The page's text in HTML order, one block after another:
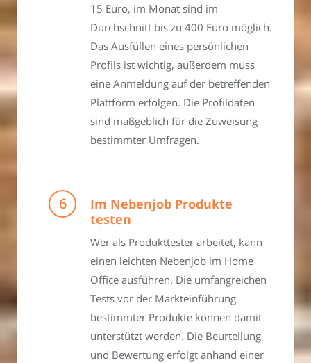
15 Euro, im Monat sind im
Durchschnitt bis zu 400 Euro möglich.
Das Ausfüllen eines persönlichen
Profils ist wichtig, außerdem muss
eine Anmeldung auf der betreffenden
Plattform erfolgen. Die Profildaten
sind maßgeblich für die Zuweisung
bestimmter Umfragen.
Im Nebenjob Produkte
testen
Wer als Produkttester arbeitet, kann
einen leichten Nebenjob im Home
Office ausführen. Die umfangreichen
Tests vor der Markteinführung
bestimmter Produkte können damit
unterstützt werden. Die Beurteilung
und Bewertung erfolgt anhand einer